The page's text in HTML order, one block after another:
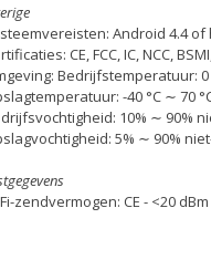
Android 4.4 of
CE, FCC, IC, NCC,
Bedrijfstemperatuur: 0
-40 °C ∼ 70
10% ∼ 90%
5% ∼ 90%
zendvermogen: CE - <20 dBm